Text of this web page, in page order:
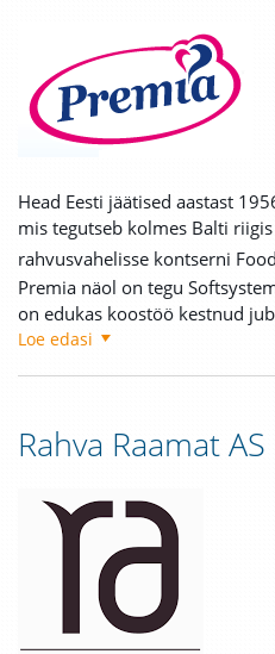
Head Eesti jäätised aastast
mis tegutseb kolmes Balti
rahvusvahelisse kontserni
Premia näol on tegu
on edukas koostöö kestnud
Loe edasi
Rahva Raamat AS